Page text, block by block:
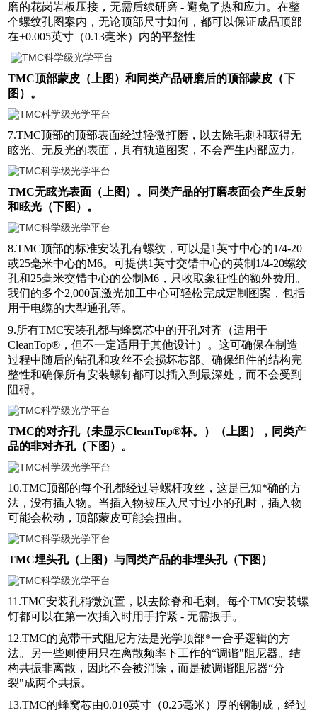
磨的花岗岩板压接，无需后续研磨 - 避免了热和应力。在整
个螺纹孔图案内，无论顶部尺寸如何，都可以保证成品顶部
在±0.005英寸（0.13毫米）内的平整性
TMC顶部蒙皮（上图）和同类产品研磨后的顶部蒙皮（下
图）。
7.TMC顶部的顶部表面经过轻微打磨，以去除毛刺和获得无
眩光、无反光的表面，具有轨道图案，不会产生内部应力。
TMC无眩光表面（上图）。同类产品的打磨表面会产生反射
和眩光（下图）。
8.TMC顶部的标准安装孔有螺纹，可以是1英寸中心的1/4-20
或25毫米中心的M6。可提供1英寸交错中心的英制1/4-20螺纹
孔和25毫米交错中心的公制M6，只收取象征性的额外费用。
我们的多个2,000瓦激光加工中心可轻松完成定制图案，包括
用于电缆的大型通孔等。
9.所有TMC安装孔都与蜂窝芯中的开孔对齐（适用于
CleanTop®，但不一定适用于其他设计）。这可确保在制造
过程中随后的钻孔和攻丝不会损坏芯部、确保组件的结构完
整性和确保所有安装螺钉都可以插入到最深处，而不会受到
阻碍。
TMC的对齐孔（未显示CleanTop®杯。）（上图），同类产
品的非对齐孔（下图）。
10.TMC顶部的每个孔都经过导螺杆攻丝，这是已知*确的方
法，没有插入物。当插入物被压入尺寸过小的孔时，插入物
可能会松动，顶部蒙皮可能会扭曲。
TMC埋头孔（上图）与同类产品的非埋头孔（下图）
11.TMC安装孔稍微沉置，以去除脊和毛刺。每个TMC安装螺
钉都可以在第一次插入时用手拧紧 - 无需扳手。
12.TMC的宽带干式阻尼方法是光学顶部*一合乎逻辑的方
法。另一些则使用只在离散频率下工作的“调谐"阻尼器。结
构共振非离散，因此不会被消除，而是被调谐阻尼器“分
裂"成两个共振。
13.TMC的蜂窝芯由0.010英寸（0.25毫米）厚的钢制成，经过